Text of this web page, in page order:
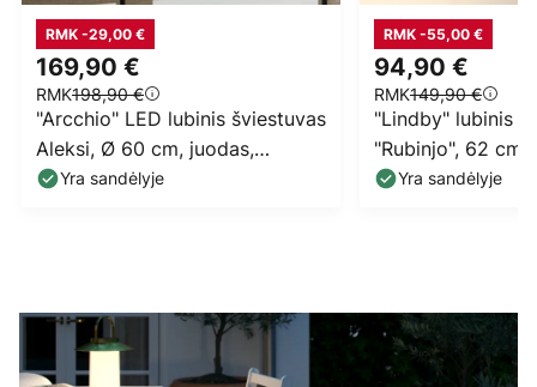
169,90 €
RMK198,90 €
RMK -29,00 €
"Arcchio" LED lubinis šviestuvas
Aleksi, Ø 60 cm, juodas,
metalas, CCT
Yra sandėlyje
94,90 €
RMK149,90 €
RMK -55,00 €
"Lindby" lubinis
"Rubinjo", 62 cm,
medinis, GU10
Yra sandėlyje